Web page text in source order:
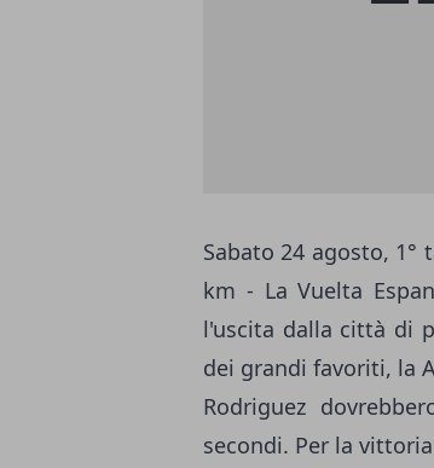
Sabato 24 agosto, 1°
km - La Vuelta
l'uscita dalla città di
dei grandi favoriti, la
Rodriguez
secondi. Per la